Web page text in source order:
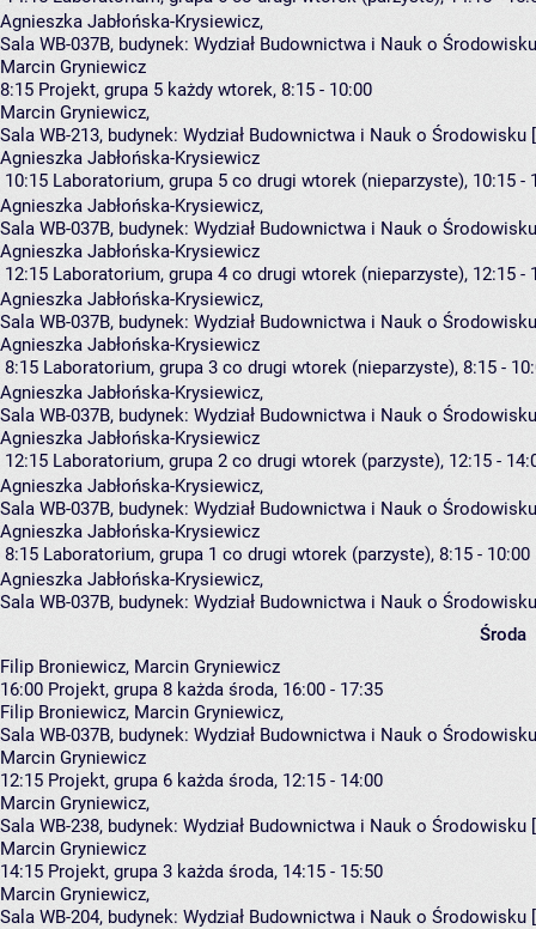
Agnieszka Jabłońska-Krysiewicz,
Sala WB-037B, budynek: Wydział Budownictwa i Nauk o
Marcin Gryniewicz
8:15 Projekt, grupa 5 każdy wtorek, 8:15 - 10:00
Marcin Gryniewicz,
Sala WB-213, budynek: Wydział Budownictwa i Nauk o Środowisku
Agnieszka Jabłońska-Krysiewicz
10:15 Laboratorium, grupa 5 co drugi wtorek (nieparzyste), 10:15 -
Agnieszka Jabłońska-Krysiewicz,
Sala WB-037B, budynek: Wydział Budownictwa i Nauk o
Agnieszka Jabłońska-Krysiewicz
12:15 Laboratorium, grupa 4 co drugi wtorek (nieparzyste), 12:15 -
Agnieszka Jabłońska-Krysiewicz,
Sala WB-037B, budynek: Wydział Budownictwa i Nauk o
Agnieszka Jabłońska-Krysiewicz
8:15 Laboratorium, grupa 3 co drugi wtorek (nieparzyste), 8:15 -
Agnieszka Jabłońska-Krysiewicz,
Sala WB-037B, budynek: Wydział Budownictwa i Nauk o
Agnieszka Jabłońska-Krysiewicz
12:15 Laboratorium, grupa 2 co drugi wtorek (parzyste), 12:15 -
Agnieszka Jabłońska-Krysiewicz,
Sala WB-037B, budynek: Wydział Budownictwa i Nauk o
Agnieszka Jabłońska-Krysiewicz
8:15 Laboratorium, grupa 1 co drugi wtorek (parzyste), 8:15 - 10:00
Agnieszka Jabłońska-Krysiewicz,
Sala WB-037B, budynek: Wydział Budownictwa i Nauk o
Środa
Filip Broniewicz, Marcin Gryniewicz
16:00 Projekt, grupa 8 każda środa, 16:00 - 17:35
Filip Broniewicz, Marcin Gryniewicz,
Sala WB-037B, budynek: Wydział Budownictwa i Nauk o
Marcin Gryniewicz
12:15 Projekt, grupa 6 każda środa, 12:15 - 14:00
Marcin Gryniewicz,
Sala WB-238, budynek: Wydział Budownictwa i Nauk o Środowisku
Marcin Gryniewicz
14:15 Projekt, grupa 3 każda środa, 14:15 - 15:50
Marcin Gryniewicz,
Sala WB-204, budynek: Wydział Budownictwa i Nauk o Środowisku